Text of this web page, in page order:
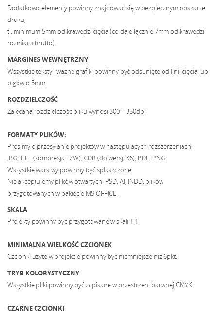
Dodatkowo elementy powinny znajdować się w bezpiecznym obszarze
druku,
tj. minimum 5mm od krawędzi cięcia (co daje łącznie 7mm od krawędzi
rozmiaru brutto).
MARGINES WEWNĘTRZNY
Wszystkie teksty i ważne grafiki powinny być odsunięte od linii cięcia lub
bigów o 5mm.
ROZDZIELCZOŚĆ
Zalecana rozdzielczość pliku wynosi 300 – 350dpi.
FORMATY PLIKÓW:
Prosimy o przesyłanie projektów w następujących rozszerzeniach:
JPG, TIFF (kompresja LZW), CDR (do wersji X6), PDF, PNG.
Wszystkie warstwy powinny być spłaszczone.
Nie akceptujemy plików otwartych: PSD, AI, INDD, plików
przygotowanych w pakiecie MS OFFICE.
SKALA
Projekty powinny być przygotowane w skali 1:1.
MINIMALNA WIELKOŚĆ CZCIONEK
Czcionki użyte w projekcie powinny być niemniejsze niż 6pkt.
TRYB KOLORYSTYCZNY
Wszystkie pliki powinny być zapisane w przestrzeni barwnej CMYK.
CZARNE CZCIONKI